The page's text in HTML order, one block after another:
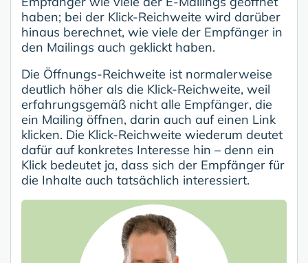
haben; bei der Klick-Reichweite wird darüber
hinaus berechnet, wie viele der Empfänger in
den Mailings auch geklickt haben.
Die Öffnungs-Reichweite ist normalerweise
deutlich höher als die Klick-Reichweite, weil
erfahrungsgemäß nicht alle Empfänger, die
ein Mailing öffnen, darin auch auf einen Link
klicken. Die Klick-Reichweite wiederum deutet
dafür auf konkretes Interesse hin – denn ein
Klick bedeutet ja, dass sich der Empfänger für
die Inhalte auch tatsächlich interessiert.